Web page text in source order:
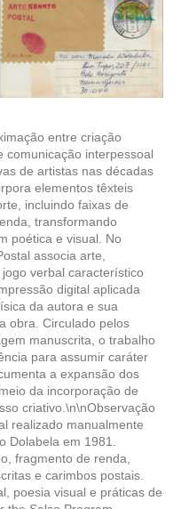
entre criação
comunicação interpessoal
de artistas nas décadas
elementos têxteis
incluindo faixas de
transformando
poética e visual. No
associa arte,
verbal característico
digital aplicada
da autora e sua
obra. Circulado pelos
manuscrita, o trabalho
para assumir caráter
a expansão dos
da incorporação de
criativo.\n\nObservação
realizado manualmente
Dolabela em 1981.
fragmento de renda,
e carimbos postais.
poesia visual e práticas de